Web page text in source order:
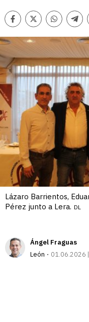
Facebook
Twitter
Comentarios
Lázaro Barrientos,
Pérez junto a Lera. DL
Ángel Fraguas
León
01.06.2026